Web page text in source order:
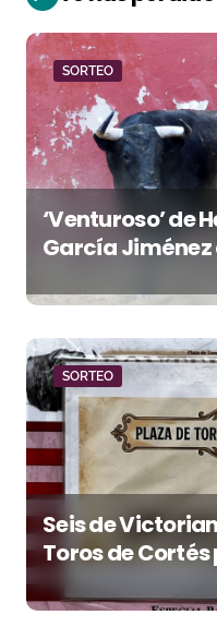
SORTEO
‘Venturoso’ de
García
SORTEO
Seis de
Toros de Cortés
Hay
tarde en